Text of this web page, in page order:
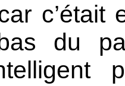
c’était
du